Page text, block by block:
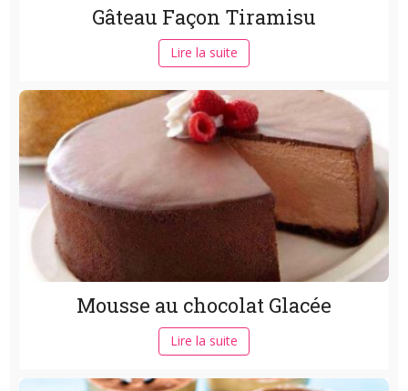
Gâteau Façon Tiramisu
Lire la suite
Mousse au chocolat Glacée
Lire la suite